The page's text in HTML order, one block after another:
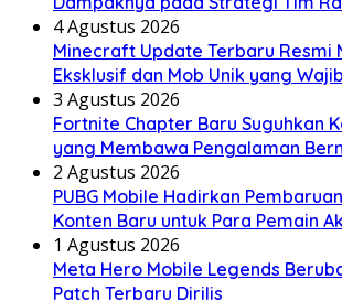
4 Agustus 2026
Minecraft Update Terbaru Resmi
Eksklusif dan Mob Unik yang
3 Agustus 2026
Fortnite Chapter Baru Suguhkan
yang Membawa Pengalaman
2 Agustus 2026
PUBG Mobile Hadirkan
Konten Baru untuk Para Pemain
1 Agustus 2026
Meta Hero Mobile Legends
Patch Terbaru Dirilis